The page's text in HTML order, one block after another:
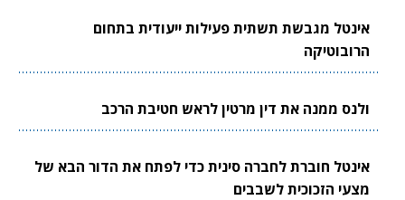
אינטל מגבשת תשתית פעילות ייעודית בתחום
הרובוטיקה
ולנס ממנה את דין מרטין לראש חטיבת הרכב
אינטל חוברת לחברה סינית כדי לפתח את הדור הבא של
מצעי הזכוכית לשבבים